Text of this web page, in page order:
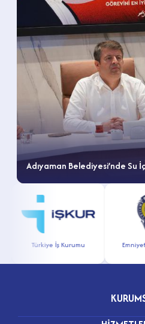
Adıyaman Belediyesi’nde Su
Türkiye İş Kurumu Emniyet